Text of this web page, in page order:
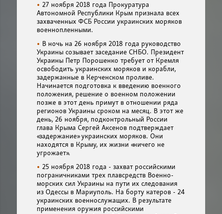
27 ноября 2018 года Прокуратура
Автономной Республики Крым признала всех
захваченных ФСБ России украинских моряков
военнопленными.
В ночь на 26 ноября 2018 года руководство
Украины созывает заседание СНБО. Президент
Украины Петр Порошенко требует от Кремля
освободить украинских моряков и корабли,
задержанные в Керченском проливе.
Начинается подготовка к введению военного
положения, решение о военном положении
позже в этот день примут в отношении ряда
регионов Украины сроком на месяц. В этот же
день, 26 ноября, подконтрольный России
глава Крыма Сергей Аксенов подтверждает
«задержание» украинских моряков. Они
находятся в Крыму, их жизни «ничего не
угрожает».
25 ноября 2018 года - захват российскими
пограничниками трех плавсредств Военно-
морских сил Украины на пути их следования
из Одессы в Мариуполь. На борту катеров - 24
украинских военнослужащих. В результате
применения оружия российскими